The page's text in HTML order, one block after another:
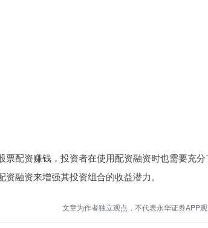
配资赚钱，投资者在使用配资融资时也需要充分
融资来增强其投资组合的收益潜力。
文章为作者独立观点，不代表永华证券APP